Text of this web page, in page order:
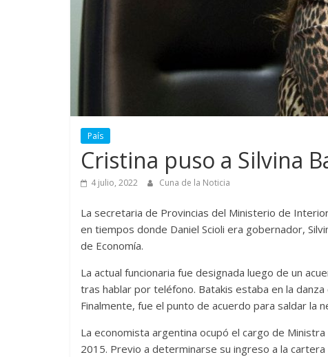
País
Cristina puso a Silvina
4 julio, 2022 Cuna de la Noticia
La secretaria de Provincias del Ministerio de
en tiempos donde Daniel Scioli era gobernador,
de Economía.
La actual funcionaria fue designada luego de un
tras hablar por teléfono. Batakis estaba en la
Finalmente, fue el punto de acuerdo para saldar la
La economista argentina ocupó el cargo de
2015. Previo a determinarse su ingreso a la